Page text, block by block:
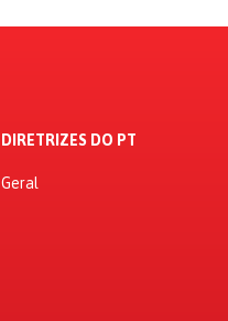
DIRETRIZES DO PT
Geral